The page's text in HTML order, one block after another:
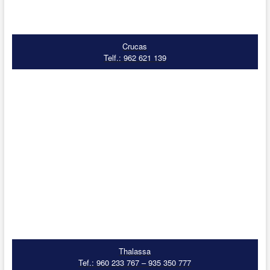
Crucas
Telf.: 962 621 139
Thalassa
Tef.: 960 233 767 – 935 350 777